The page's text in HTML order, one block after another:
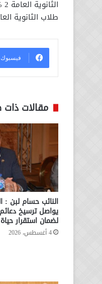
طلاب الثانوية العامة 3 % على المجموع، تعويضًا على الضرر
فيسبوك
مقالات
النائب حسام لبن
يواصل ترسيخ
لضمان استقرار
4 أغسطس، 2026